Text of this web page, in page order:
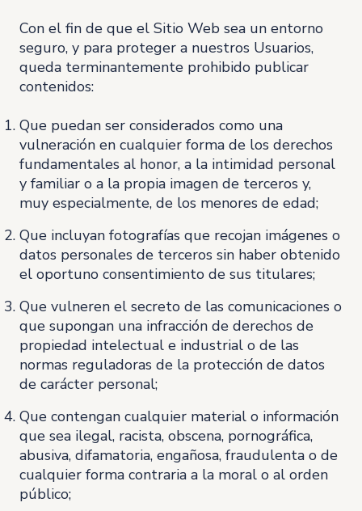
Con el fin de que el Sitio Web sea un entorno
seguro, y para proteger a nuestros Usuarios,
queda terminantemente prohibido publicar
contenidos:
Que puedan ser considerados como una
vulneración en cualquier forma de los derechos
fundamentales al honor, a la intimidad personal
y familiar o a la propia imagen de terceros y,
muy especialmente, de los menores de edad;
Que incluyan fotografías que recojan imágenes o
datos personales de terceros sin haber obtenido
el oportuno consentimiento de sus titulares;
Que vulneren el secreto de las comunicaciones o
que supongan una infracción de derechos de
propiedad intelectual e industrial o de las
normas reguladoras de la protección de datos
de carácter personal;
Que contengan cualquier material o información
que sea ilegal, racista, obscena, pornográfica,
abusiva, difamatoria, engañosa, fraudulenta o de
cualquier forma contraria a la moral o al orden
público;